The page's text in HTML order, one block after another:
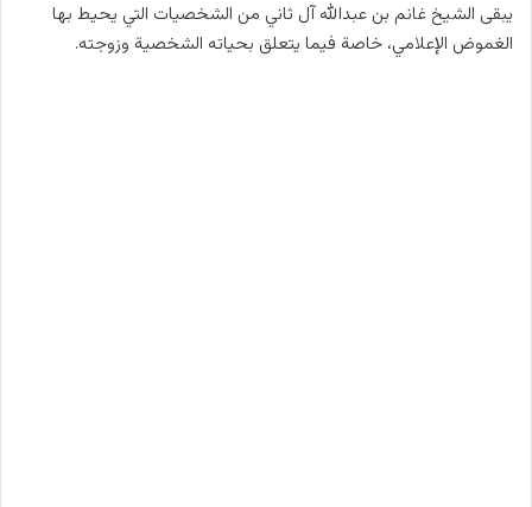
يبقى الشيخ غانم بن عبدالله آل ثاني من الشخصيات التي يحيط بها
الغموض الإعلامي، خاصة فيما يتعلق بحياته الشخصية وزوجته.